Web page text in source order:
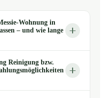
Wohnung in
– und wie lange
Reinigung bzw.